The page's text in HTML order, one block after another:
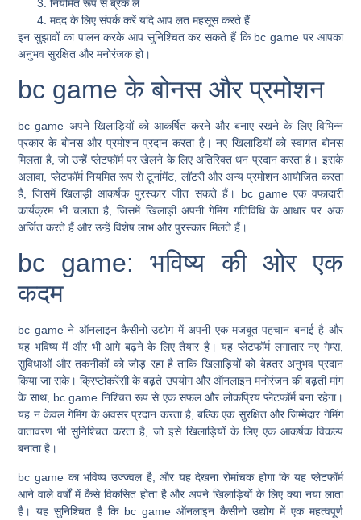
नियमित रूप से ब्रेक लें
मदद के लिए संपर्क करें यदि आप लत महसूस करते हैं
इन सुझावों का पालन करके आप सुनिश्चित कर सकते हैं कि bc game पर आपका
अनुभव सुरक्षित और मनोरंजक हो।
bc game के बोनस और प्रमोशन
bc game अपने खिलाड़ियों को आकर्षित करने और बनाए रखने के लिए विभिन्न
प्रकार के बोनस और प्रमोशन प्रदान करता है। नए खिलाड़ियों को स्वागत बोनस
मिलता है, जो उन्हें प्लेटफॉर्म पर खेलने के लिए अतिरिक्त धन प्रदान करता है। इसके
अलावा, प्लेटफॉर्म नियमित रूप से टूर्नामेंट, लॉटरी और अन्य प्रमोशन आयोजित करता
है, जिसमें खिलाड़ी आकर्षक पुरस्कार जीत सकते हैं। bc game एक वफादारी
कार्यक्रम भी चलाता है, जिसमें खिलाड़ी अपनी गेमिंग गतिविधि के आधार पर अंक
अर्जित करते हैं और उन्हें विशेष लाभ और पुरस्कार मिलते हैं।
bc game: भविष्य की ओर एक
कदम
bc game ने ऑनलाइन कैसीनो उद्योग में अपनी एक मजबूत पहचान बनाई है और
यह भविष्य में और भी आगे बढ़ने के लिए तैयार है। यह प्लेटफॉर्म लगातार नए गेम्स,
सुविधाओं और तकनीकों को जोड़ रहा है ताकि खिलाड़ियों को बेहतर अनुभव प्रदान
किया जा सके। क्रिप्टोकरेंसी के बढ़ते उपयोग और ऑनलाइन मनोरंजन की बढ़ती मांग
के साथ, bc game निश्चित रूप से एक सफल और लोकप्रिय प्लेटफॉर्म बना रहेगा।
यह न केवल गेमिंग के अवसर प्रदान करता है, बल्कि एक सुरक्षित और जिम्मेदार गेमिंग
वातावरण भी सुनिश्चित करता है, जो इसे खिलाड़ियों के लिए एक आकर्षक विकल्प
बनाता है।
bc game का भविष्य उज्ज्वल है, और यह देखना रोमांचक होगा कि यह प्लेटफॉर्म
आने वाले वर्षों में कैसे विकसित होता है और अपने खिलाड़ियों के लिए क्या नया लाता
है। यह सुनिश्चित है कि bc game ऑनलाइन कैसीनो उद्योग में एक महत्वपूर्ण